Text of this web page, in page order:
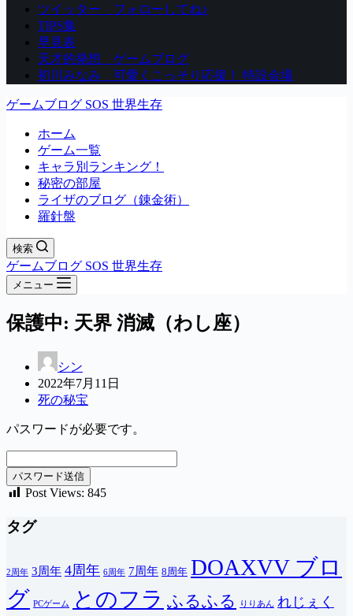
ツイッター フォローしてね♪
TIPS集
早見表
天才的発想 ゲームブログ
初川みなみ 可愛くこっそり応援！ 特設会場
ゲームブログ SOS 世界生存
ホーム
ゲーム一覧
キャラ別ランキング！
秘密の部屋
ライザのブログ（錬金術）
羅針盤
検索
ゲームブログ SOS 世界生存
メニュー
保護中: 天界 消滅（わし座）
シン
2022年7月11日
死の秘宝
パスワードが必要です。
Post Views: 845
タグ
2周年 3周年 4周年 6周年 7周年 8周年 DOAXVV ブロ
グ PCゲーム とのフラ ふるふる りりあん れじぇく